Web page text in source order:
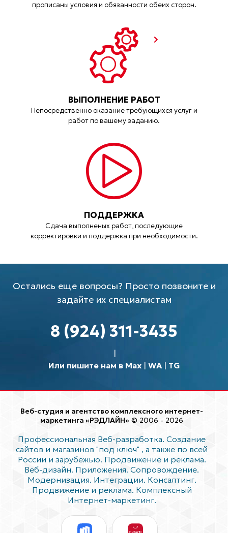
прописаны условия и обязанности обеих сторон.
ВЫПОЛНЕНИЕ РАБОТ
Непосредственно оказание требующихся услуг и
работ по вашему заданию.
ПОДДЕРЖКА
Сдача выполненых работ, последующие
корректировки и поддержка при необходимости.
Остались еще вопросы? Просто позвоните и
задайте их специалистам
8 (924) 311-3435
Или пишите нам в Max| WA| TG
Веб-студия и агентство комплексного интернет-
маркетинга «РЭДЛАЙН» © 2006 - 2026
Профессиональная Веб-разработка. Создание
сайтов и магазинов "под ключ" , а также по всей
России и зарубежью. Продвижение и реклама.
Веб-дизайн. Приложения. Сопровождение.
Модернизация. Интеграции. Консалтинг.
Продвижение и реклама. Комплексный
Интернет-маркетинг.